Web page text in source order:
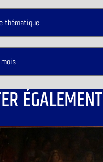
ÉGALEMENT